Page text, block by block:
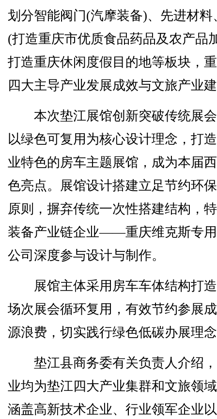
划分智能阀门(汽摩装备)、先进材料
(打造重庆市优质食品药品及农产品
打造重庆休闲度假目的地等板块，
四大主导产业发展成效与文旅产业
本次垫江展馆创新突破传统展会
以绿色可复用为核心设计理念，打
业特色的房车主题展馆，成为本届
色亮点。展馆设计搭建立足节约环
原则，摒弃传统一次性搭建结构，
装备产业链企业——重庆维克斯专
公司深度参与设计与制作。
展馆主体采用房车车体结构打造
场次展会循环复用，有效节约参展
源浪费，切实践行绿色低碳办展理
垫江县商务委有关负责人介绍，
业均为垫江四大产业集群和文旅领
涵盖高新技术企业、行业领军企业